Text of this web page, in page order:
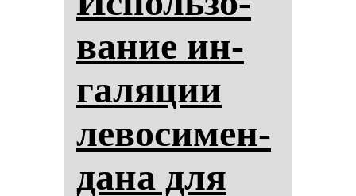
ва­ние ин­
га­ля­ции
ле­во­си­мен­
да­на для